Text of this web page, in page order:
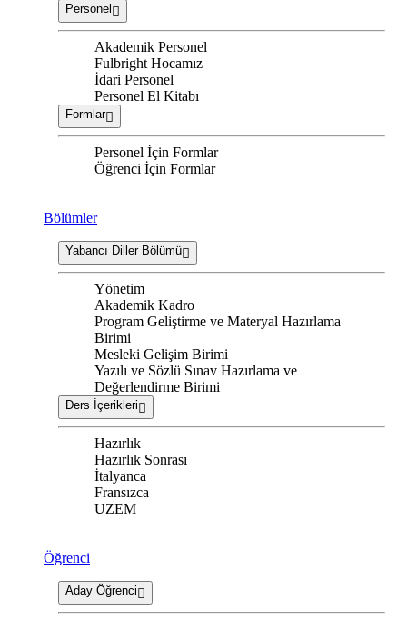
Personel
Akademik Personel
Fulbright Hocamız
İdari Personel
Personel El Kitabı
Formlar
Personel İçin Formlar
Öğrenci İçin Formlar
Bölümler
Yabancı Diller Bölümü
Yönetim
Akademik Kadro
Program Geliştirme ve Materyal Hazırlama
Birimi
Mesleki Gelişim Birimi
Yazılı ve Sözlü Sınav Hazırlama ve
Değerlendirme Birimi
Ders İçerikleri
Hazırlık
Hazırlık Sonrası
İtalyanca
Fransızca
UZEM
Öğrenci
Aday Öğrenci